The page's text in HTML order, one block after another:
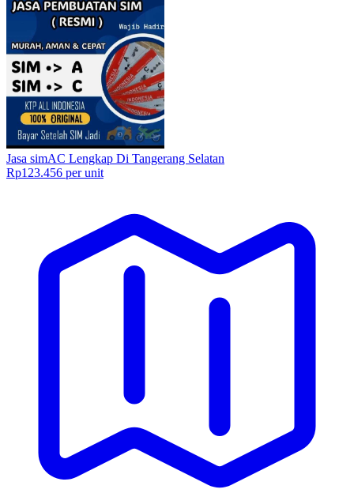
Jasa simAC Lengkap Di Tangerang Selatan
Rp123.456 per unit